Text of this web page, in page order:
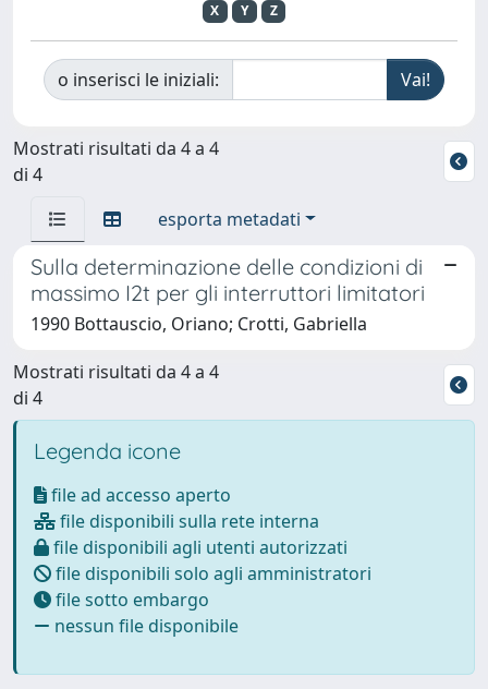
X
Y Z
o inserisci le iniziali:
Mostrati risultati da 4 a 4
di 4
esporta metadati
Sulla determinazione delle condizioni di
massimo I2t per gli interruttori limitatori
1990 Bottauscio, Oriano; Crotti, Gabriella
Mostrati risultati da 4 a 4
di 4
Legenda icone
file ad accesso aperto
file disponibili sulla rete interna
file disponibili agli utenti autorizzati
file disponibili solo agli amministratori
file sotto embargo
nessun file disponibile